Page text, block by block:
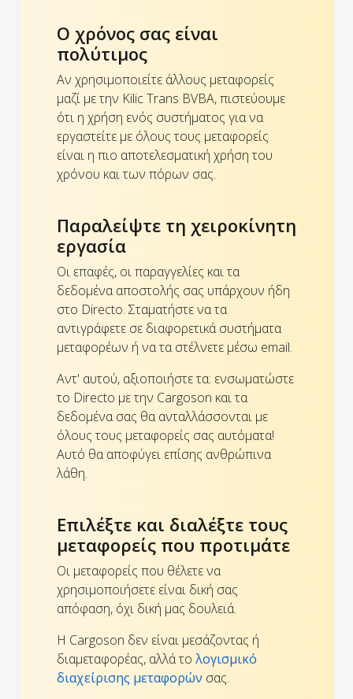
Ο χρόνος σας είναι
πολύτιμος
Αν χρησιμοποιείτε άλλους μεταφορείς
μαζί με την Kilic Trans BVBA, πιστεύουμε
ότι η χρήση ενός συστήματος για να
εργαστείτε με όλους τους μεταφορείς
είναι η πιο αποτελεσματική χρήση του
χρόνου και των πόρων σας.
Παραλείψτε τη χειροκίνητη
εργασία
Οι επαφές, οι παραγγελίες και τα
δεδομένα αποστολής σας υπάρχουν ήδη
στο Directo. Σταματήστε να τα
αντιγράφετε σε διαφορετικά συστήματα
μεταφορέων ή να τα στέλνετε μέσω email.
Αντ' αυτού, αξιοποιήστε τα: ενσωματώστε
το Directo με την Cargoson και τα
δεδομένα σας θα ανταλλάσσονται με
όλους τους μεταφορείς σας αυτόματα!
Αυτό θα αποφύγει επίσης ανθρώπινα
λάθη.
Επιλέξτε και διαλέξτε τους
μεταφορείς που προτιμάτε
Οι μεταφορείς που θέλετε να
χρησιμοποιήσετε είναι δική σας
απόφαση, όχι δική μας δουλειά.
Η Cargoson δεν είναι μεσάζοντας ή
διαμεταφορέας, αλλά το λογισμικό
διαχείρισης μεταφορών σας.